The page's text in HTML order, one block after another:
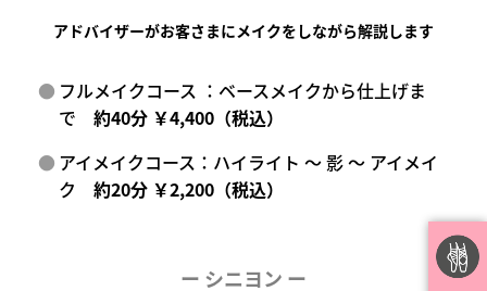
アドバイザーがお客さまにメイクをしながら解説します
フルメイクコース ：ベースメイクから仕上げま
で約40分 ￥4,400（税込）
アイメイクコース：ハイライト ～ 影 ～ アイメイ
ク約20分 ￥2,200（税込）
ー シニヨン ー